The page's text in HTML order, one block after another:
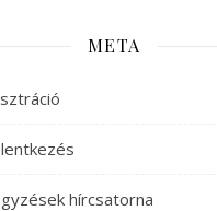
META
hírcsatorna